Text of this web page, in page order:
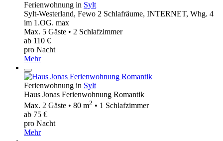
Ferienwohnung in Sylt
Sylt-Westerland, Fewo 2 Schlafräume, INTERNET, Whg. 4
im 1.OG. max
Max. 5 Gäste • 2 Schlafzimmer
ab 110 €
pro Nacht
Mehr
Ferienwohnung in Sylt
Haus Jonas Ferienwohnung Romantik
Max. 2 Gäste • 80 m2 • 1 Schlafzimmer
ab 75 €
pro Nacht
Mehr